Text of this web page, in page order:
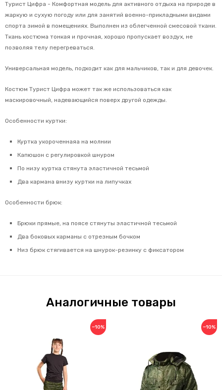
Турист Цифра - Комфортная модель для активного отдыха на природе в
жаркую и сухую погоду или для занятий военно-прикладными видами
спорта зимой в помещениях. Выполнен из облегченной смесовой ткани.
Ткань костюма тонкая и прочная, хорошо пропускает воздух, не
позволяя телу перегреваться.
Универсальная модель, подходит как для мальчиков, так и для девочек.
Костюм Турист Цифра может так же использоваться как
маскировочный, надевающийся поверх другой одежды.
Особенности куртки:
Куртка укороченнаяа на молнии
Капюшон с регулировкой шнуром
По низу куртка стянута эластичной тесьмой
Два кармана внизу куртки на липучках
Особенности брюк:
Брюки прямые, на поясе стянуты эластичной тесьмой
Два боковых карманы с отрезным бочком
Низ брюк стягивается на шнурок-резинку с фиксатором
Аналогичные товары
−10% −10%